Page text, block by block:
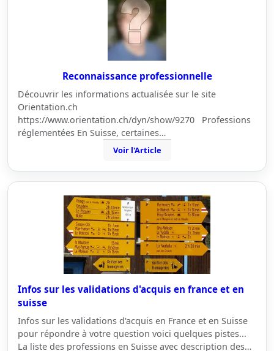
Reconnaissance professionnelle
Découvrir les informations actualisée sur le site
Orientation.ch
https://www.orientation.ch/dyn/show/9270 Professions
réglementées En Suisse, certaines…
Voir l'Article
Infos sur les validations d'acquis en france et en
suisse
Infos sur les validations d'acquis en France et en Suisse
pour répondre à votre question voici quelques pistes...
La liste des professions en Suisse avec description des…